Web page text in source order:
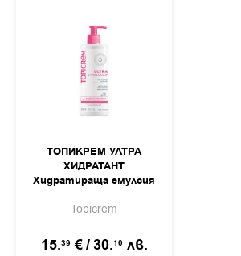
ТОПИКРЕМ УЛТРА
ХИДРАТАНТ
Хидратираща емулсия
Topicrem
15.39 €/30.10 лв.